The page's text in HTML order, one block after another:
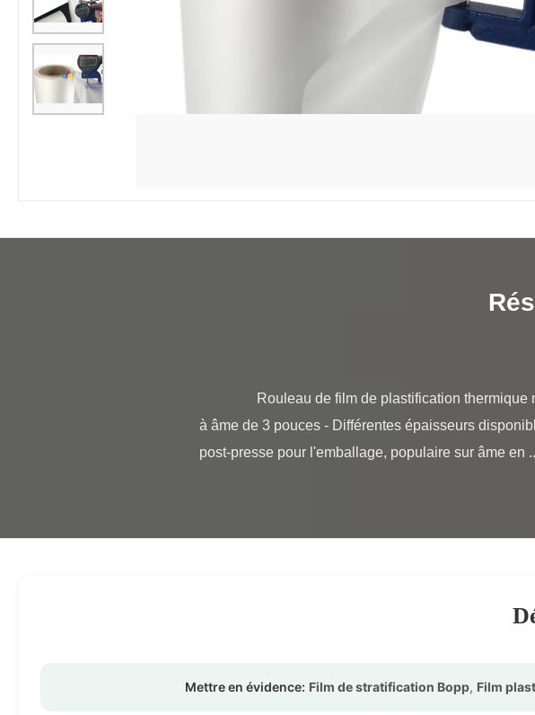
à âme de 3 pouces - Différentes épaisseurs
post-presse pour l'emballage, populaire sur âme en
Mettre en évidence: Film de stratification Bopp, Film